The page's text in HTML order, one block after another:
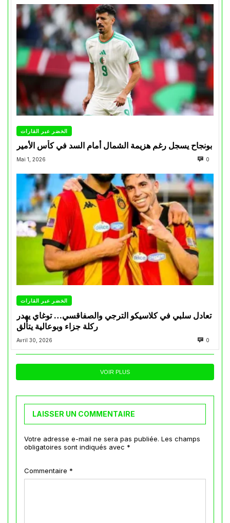
الخضر عبر القارات
بونجاح يسجل رغم هزيمة الشمال أمام السد في كأس الأمير
Mai 1, 2026 0
الخضر عبر القارات
تعادل سلبي في كلاسيكو الترجي والصفاقسي… توغاي يهدر
ركلة جزاء وبوعالية يتألق
Avril 30, 2026 0
VOIR PLUS
LAISSER UN COMMENTAIRE
Votre adresse e-mail ne sera pas publiée. Les champs
obligatoires sont indiqués avec *
Commentaire *